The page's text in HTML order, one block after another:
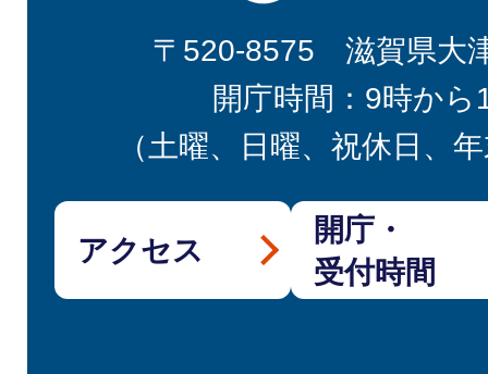
〒520-8575 滋賀県大
開庁時間：9時から
（土曜、日曜、祝休日、
アクセス
開庁・
受付時間